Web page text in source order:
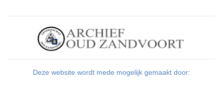
Deze website wordt mede mogelijk gemaakt door: